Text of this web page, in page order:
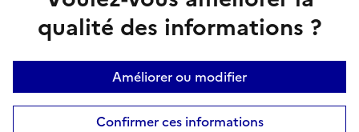
qualité des informations ?
Améliorer ou modifier
Confirmer ces informations